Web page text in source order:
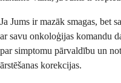
Ja Jums ir mazāk smagas, bet
ar savu onkoloģijas komandu
par simptomu pārvaldību un
ārstēšanas korekcijas.